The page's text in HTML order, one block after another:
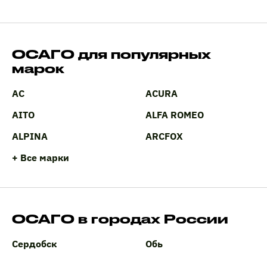
ОСАГО для популярных
марок
AC
ACURA
AITO
ALFA ROMEO
ALPINA
ARCFOX
+ Все марки
ОСАГО в городах России
Сердобск
Обь